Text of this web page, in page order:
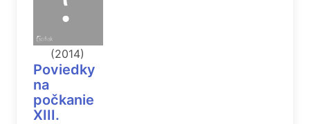
(2014)
Poviedky
na
počkanie
XIII.